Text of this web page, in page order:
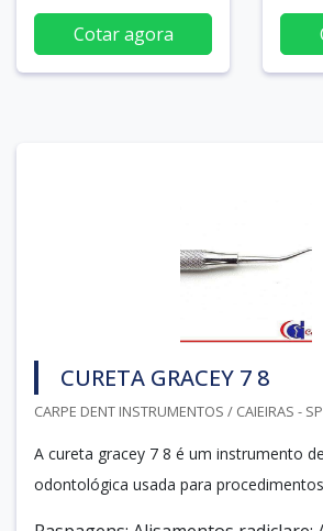
Cotar agora
CURETA GRACEY 7 8
CARPE DENT INSTRUMENTOS / CAIEIRAS - SP
A cureta gracey 7 8 é um instrumento
odontológica usada para